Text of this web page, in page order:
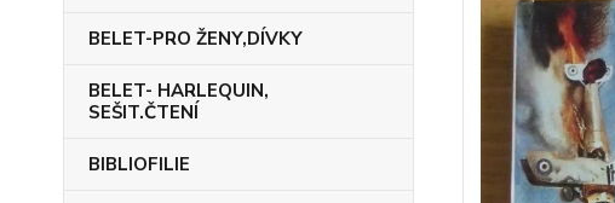
BELET-PRO ŽENY,DÍVKY
BELET- HARLEQUIN,
SEŠIT.ČTENÍ
BIBLIOFILIE